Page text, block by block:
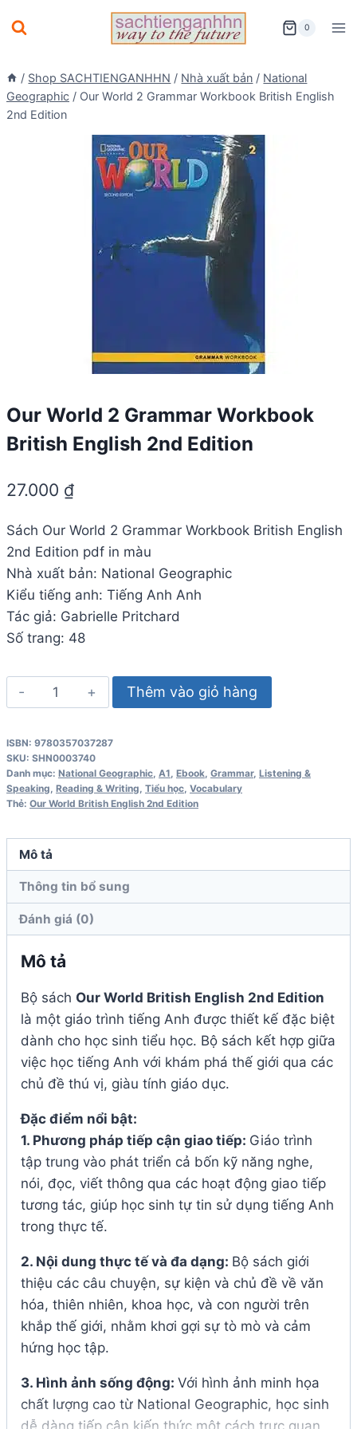
to
0
/ Shop SACHTIENGANHHN / Nhà xuất bản / National
Geographic / Our World 2 Grammar Workbook British English
2nd Edition
Our World 2 Grammar Workbook
British English 2nd Edition
27.000 ₫
Sách Our World 2 Grammar Workbook British English
2nd Edition pdf in màu
Nhà xuất bản: National Geographic
Kiểu tiếng anh: Tiếng Anh Anh
Tác giả: Gabrielle Pritchard
Số trang: 48
Our
World
Grammar
Workbook
British
2nd
Edition
số
lượng
Thêm vào giỏ hàng
ISBN: 9780357037287
SKU: SHN0003740
Danh mục: National Geographic A1 Ebook Grammar, Listening &
Speaking Reading & Writing Tiểu học Vocabulary
Thẻ: Our World British English 2nd Edition
Mô tả
Thông tin bổ sung
Đánh giá (0)
Mô tả
Bộ sách Our World British English 2nd Edition
là một giáo trình tiếng Anh được thiết kế đặc biệt
dành cho học sinh tiểu học. Bộ sách kết hợp giữa
việc học tiếng Anh với khám phá thế giới qua các
chủ đề thú vị, giàu tính giáo dục.
Đặc điểm nổi bật:
1. Phương pháp tiếp cận giao tiếp: Giáo trình
tập trung vào phát triển cả bốn kỹ năng nghe,
nói, đọc, viết thông qua các hoạt động giao tiếp
tương tác, giúp học sinh tự tin sử dụng tiếng Anh
trong thực tế.
2. Nội dung thực tế và đa dạng: Bộ sách giới
thiệu các câu chuyện, sự kiện và chủ đề về văn
hóa, thiên nhiên, khoa học, và con người trên
khắp thế giới, nhằm khơi gợi sự tò mò và cảm
hứng học tập.
3. Hình ảnh sống động: Với hình ảnh minh họa
chất lượng cao từ National Geographic, học sinh
dễ dàng tiếp cận kiến thức một cách trực quan